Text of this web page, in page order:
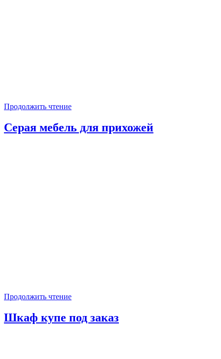
Продолжить чтение
Серая мебель для прихожей
Продолжить чтение
Шкаф купе под заказ